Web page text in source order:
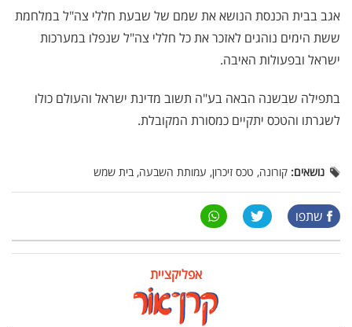
אגב בבית הכנסת הנושא את שמם של שבעת חללי צה"ל במלחמת
ששת הימים נוהגים לאזכר את כל חללי צה"ל שנפלו במערכות
ישראל ובפעולות האיבה.
בתפילה שבשנה הבאה בע"ה תשוב מדינת ישראל והעולם כולו
לשגרתו והטכס יתקיים כמסורת המקובלת.
נושאים: קורונה, טכס זיכרון, עמותת השבעה, בית שמש
שתפו
אפליקציית